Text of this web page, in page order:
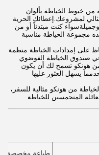
خيوط الخياطة بألوان
لمشروعك.إعطائك الحرية
كنت مبتدئاً أو من
مجموعة الخياطة مناسبة
على إمدادات الخياطة منظمة
صندوق الخياطة الفوضوي
هونكو تسمح لك أن يكون
يسهل العثور عليها
من هونكو مثالية للسفر،
المتحمسين للخياطة.
طباعة مخصصة